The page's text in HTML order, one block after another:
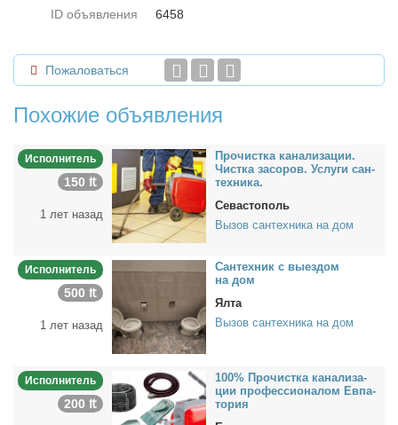
ID объявления 6458
Пожаловаться
Похожие объявления
Исполнитель
150 ₶
1 лет назад
Про­чист­ка ка­на­ли­за­ции.
Чист­ка за­со­ров. Услу­ги сан­
тех­ни­ка.
Севастополь
Вызов сантехника на дом
Исполнитель
500 ₶
1 лет назад
Сан­тех­ник с вы­ез­дом
на дом
Ялта
Вызов сантехника на дом
Исполнитель
200 ₶
100% Про­чист­ка ка­на­ли­за­
ции про­фес­сио­на­лом Ев­па­
то­рия